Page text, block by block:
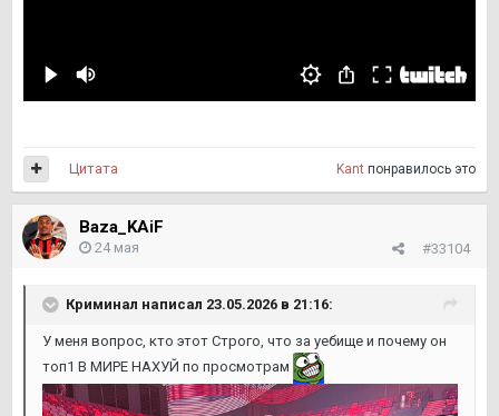
Kant понравилось это
Цитата
Baza_KAiF
#33104
24 мая
Криминал написал 23.05.2026 в 21:16:
У меня вопрос, кто этот Строго, что за уебище и почему он
топ1 В МИРЕ НАХУЙ по просмотрам